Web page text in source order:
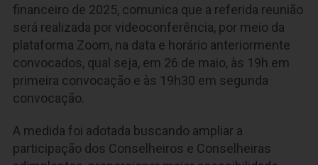
financeiro de 2025, comunica que a referida reunião
será realizada por videoconferência, por meio da
plataforma Zoom, na data e horário anteriormente
convocados, qual seja, em 26 de maio, às 19h em
primeira convocação e às 19h30 em segunda
convocação.
A medida foi adotada buscando ampliar a
participação dos Conselheiros e Conselheiras